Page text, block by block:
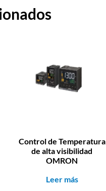
Control de Temperatura
de alta visibilidad
OMRON
Leer más